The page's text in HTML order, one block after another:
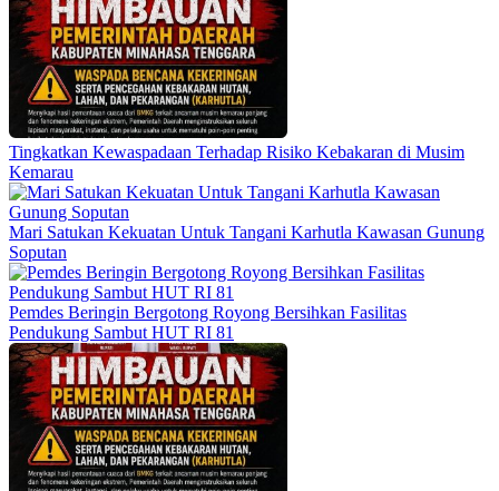
Tingkatkan Kewaspadaan Terhadap Risiko Kebakaran di Musim
Kemarau
Mari Satukan Kekuatan Untuk Tangani Karhutla Kawasan Gunung
Soputan
Pemdes Beringin Bergotong Royong Bersihkan Fasilitas
Pendukung Sambut HUT RI 81